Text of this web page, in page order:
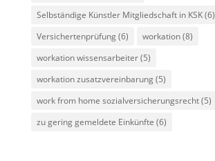
Selbständige Künstler Mitgliedschaft in KSK(6)
Versichertenprüfung(6) workation(8)
workation wissensarbeiter(5)
workation zusatzvereinbarung(5)
work from home sozialversicherungsrecht(5)
zu gering gemeldete Einkünfte (6)